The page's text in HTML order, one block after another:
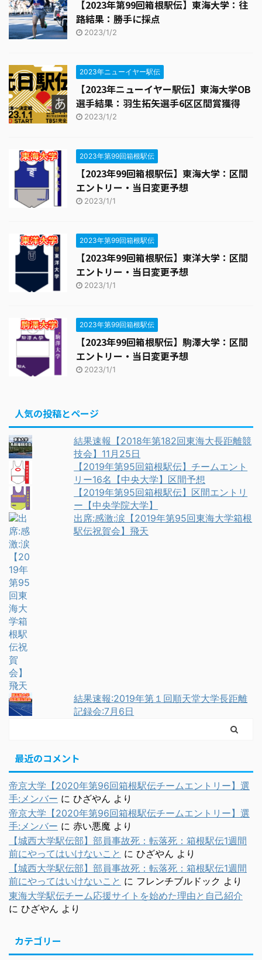
【2023年第99回箱根駅伝】東海大学：往
路結果：勝手に採点
2023/1/2
2023年ニューイヤー駅伝
【2023年ニューイヤー駅伝】東海大学OB
選手結果：羽生拓矢選手6区区間賞獲得
2023/1/2
2023年第99回箱根駅伝
【2023年99回箱根駅伝】東海大学：区間
エントリー・当日変更予想
2023/1/1
2023年第99回箱根駅伝
【2023年99回箱根駅伝】東洋大学：区間
エントリー・当日変更予想
2023/1/1
2023年第99回箱根駅伝
【2023年99回箱根駅伝】駒澤大学：区間
エントリー・当日変更予想
2023/1/1
人気の投稿とページ
結果速報【2018年第182回東海大長距離競
技会】11月25日
【2019年第95回箱根駅伝】チームエント
リー16名【中央大学】区間予想
【2019年第95回箱根駅伝】区間エントリ
ー【中央学院大学】
出席:感激:涙【2019年第95回東海大学箱根
駅伝祝賀会】飛天
結果速報:2019年第１回順天堂大学長距離
記録会:7月6日
最近のコメント
帝京大学【2020年第96回箱根駅伝チームエントリー】選
手:メンバー に ひざやん より
帝京大学【2020年第96回箱根駅伝チームエントリー】選
手:メンバー に 赤い悪魔 より
【城西大学駅伝部】部員事故死：転落死：箱根駅伝1週間
前にやってはいけないこと に ひざやん より
【城西大学駅伝部】部員事故死：転落死：箱根駅伝1週間
前にやってはいけないこと に フレンチブルドック より
東海大学駅伝チーム応援サイトを始めた理由と自己紹介
に ひざやん より
カテゴリー